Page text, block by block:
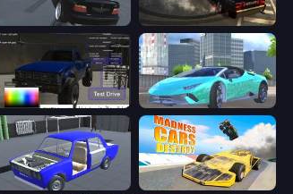
Transporter Hot Pursuit City Classic Car Driving: 131
Car Inspector: Truck Real City Driver
Taz Mechanic Simulator Madness Cars Destroy